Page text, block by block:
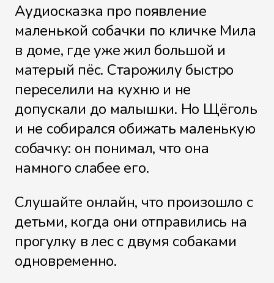
Аудиосказка про появление
маленькой собачки по кличке Мила
в доме, где уже жил большой и
матерый пёс. Старожилу быстро
переселили на кухню и не
допускали до малышки. Но Щёголь
и не собирался обижать маленькую
собачку: он понимал, что она
намного слабее его.
Слушайте онлайн, что произошло с
детьми, когда они отправились на
прогулку в лес с двумя собаками
одновременно.